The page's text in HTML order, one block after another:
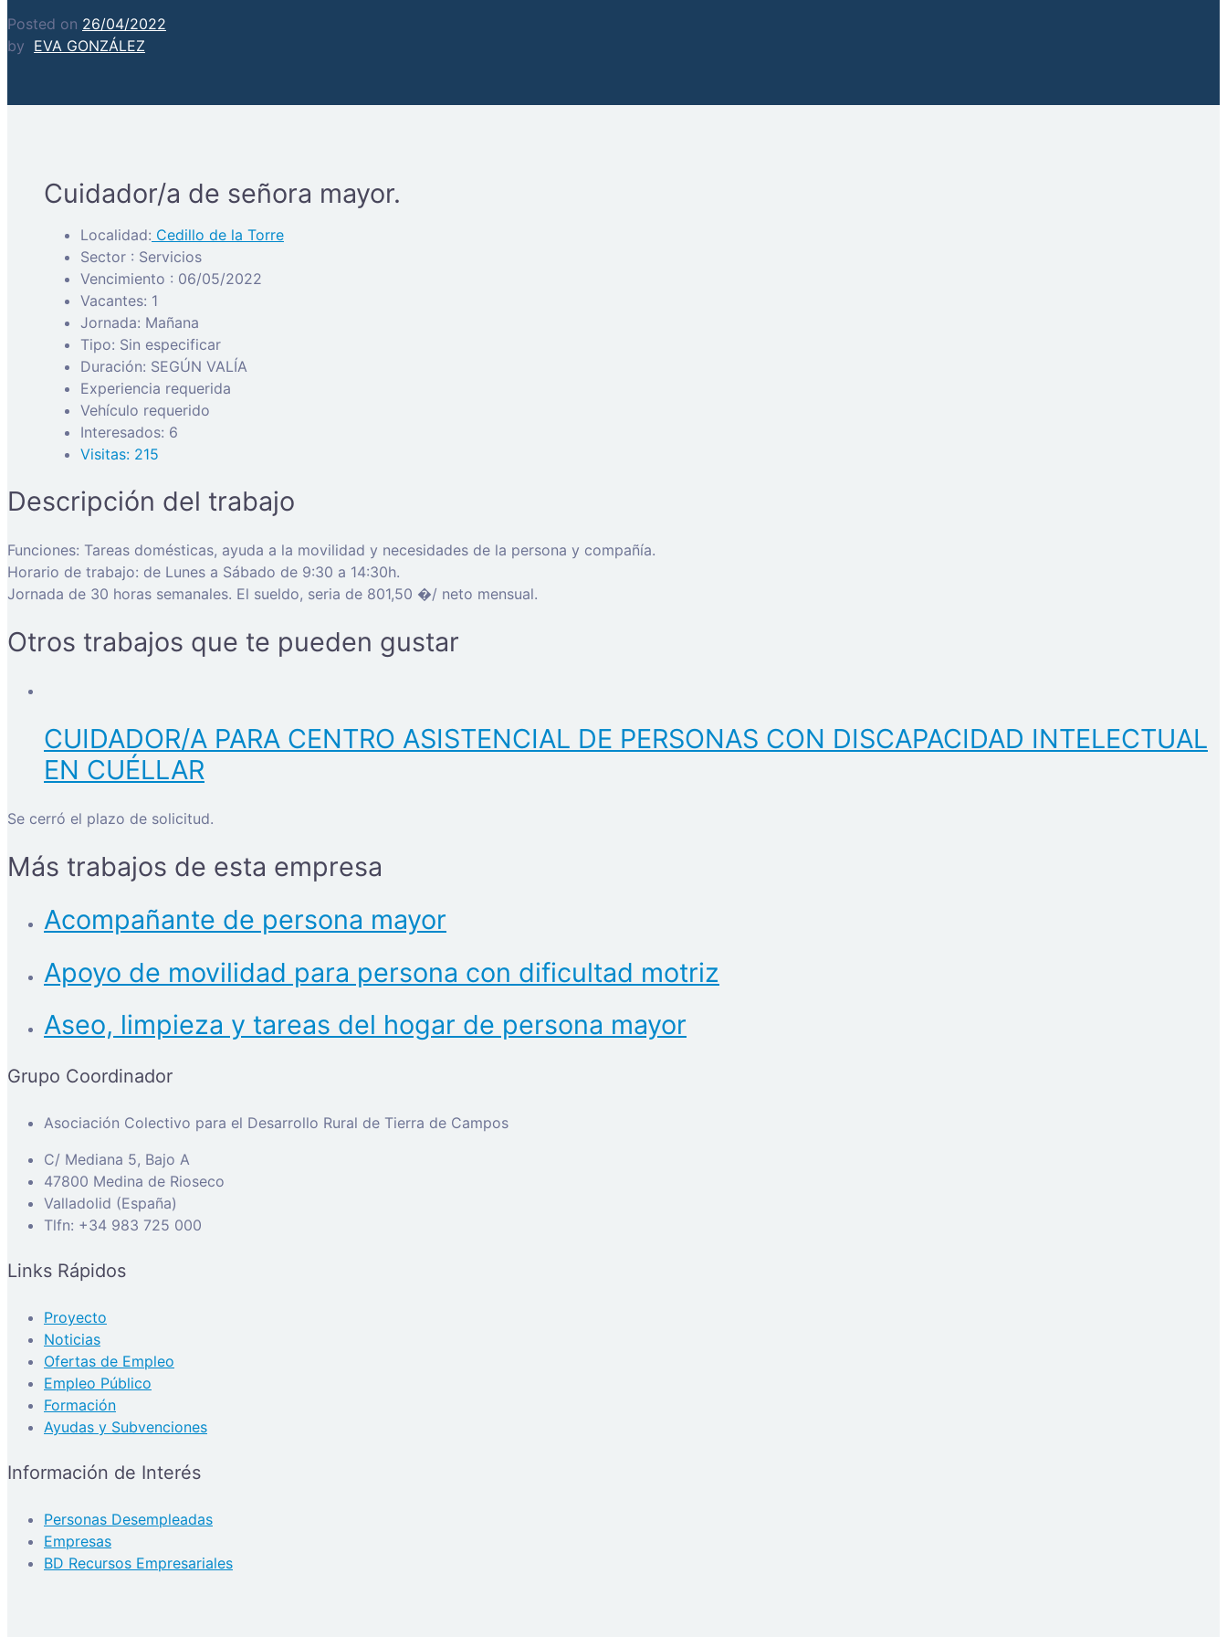
Posted on 26/04/2022
by EVA GONZÁLEZ
Cuidador/a de señora mayor.
Localidad: Cedillo de la Torre
Sector : Servicios
Vencimiento : 06/05/2022
Vacantes: 1
Jornada: Mañana
Tipo: Sin especificar
Duración: SEGÚN VALÍA
Experiencia requerida
Vehículo requerido
Interesados: 6
Visitas: 215
Descripción del trabajo
Funciones: Tareas domésticas, ayuda a la movilidad y necesidades de la persona y compañía.
Horario de trabajo: de Lunes a Sábado de 9:30 a 14:30h.
Jornada de 30 horas semanales. El sueldo, seria de 801,50 �/ neto mensual.
Otros trabajos que te pueden gustar
CUIDADOR/A PARA CENTRO ASISTENCIAL DE PERSONAS CON DISCAPACIDAD INTELECTUAL
EN CUÉLLAR
Se cerró el plazo de solicitud.
Más trabajos de esta empresa
Acompañante de persona mayor
Apoyo de movilidad para persona con dificultad motriz
Aseo, limpieza y tareas del hogar de persona mayor
Grupo Coordinador
Asociación Colectivo para el Desarrollo Rural de Tierra de Campos
C/ Mediana 5, Bajo A
47800 Medina de Rioseco
Valladolid (España)
Tlfn: +34 983 725 000
Links Rápidos
Proyecto
Noticias
Ofertas de Empleo
Empleo Público
Formación
Ayudas y Subvenciones
Información de Interés
Personas Desempleadas
Empresas
BD Recursos Empresariales